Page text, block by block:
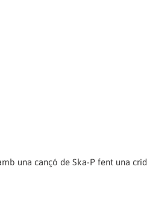
una cançó de Ska-P fent una